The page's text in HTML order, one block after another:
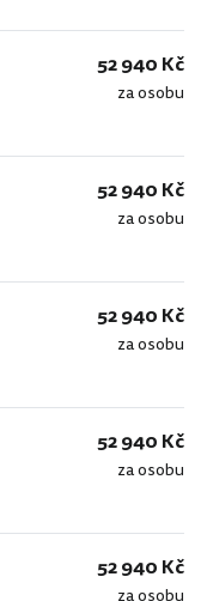
52 940 Kč
za osobu
52 940 Kč
za osobu
52 940 Kč
za osobu
52 940 Kč
za osobu
52 940 Kč
za osobu